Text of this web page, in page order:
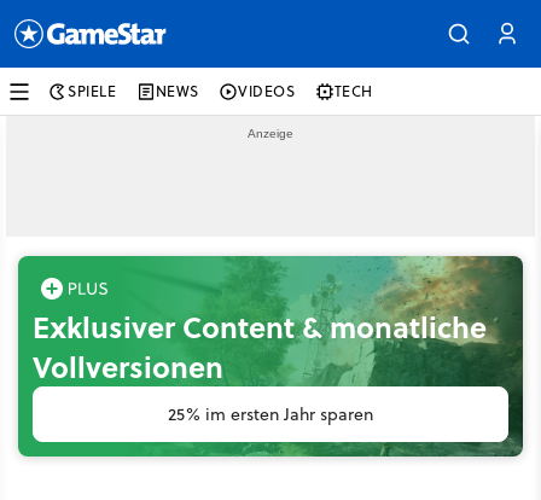
SPIELE NEWS VIDEOS TECH
Exklusiver Content & monatliche
Vollversionen
25% im ersten Jahr sparen